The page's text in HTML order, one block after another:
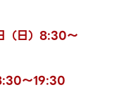
（日）8:30～
～19:30